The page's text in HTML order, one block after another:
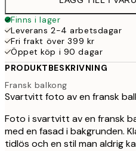
Finns i lager
Leverans 2-4 arbetsdagar
Fri frakt över 399 kr
Öppet köp i 90 dagar
PRODUKTBESKRIVNING
Fransk balkong
Svartvitt foto av en fransk
Foto i svartvitt av en fransk
med en fasad i bakgrunden.
tidlös och en stil man aldrig